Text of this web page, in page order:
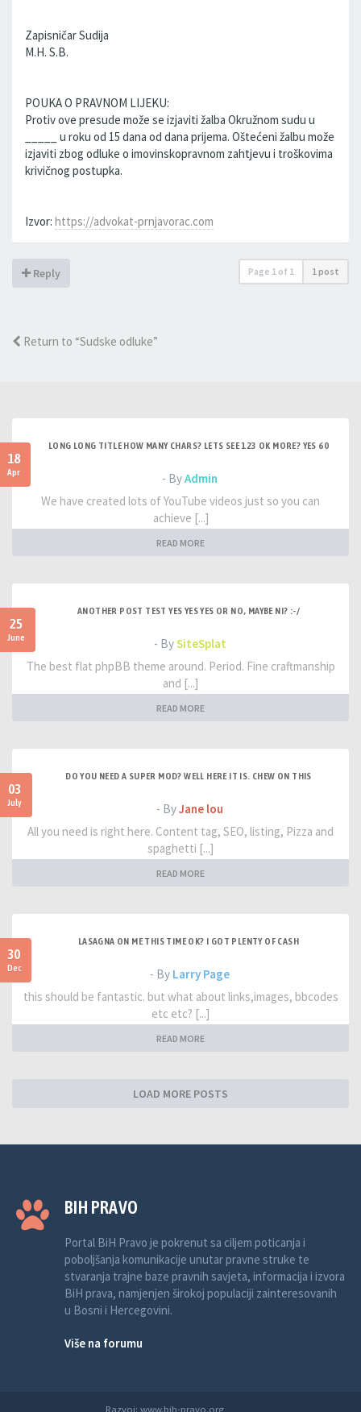
Zapisničar Sudija
M.H. S.B.
POUKA O PRAVNOM LIJEKU:
Protiv ove presude može se izjaviti žalba Okružnom sudu u
_____ u roku od 15 dana od dana prijema. Oštećeni žalbu može
izjaviti zbog odluke o imovinskopravnom zahtjevu i troškovima
krivičnog postupka.
Izvor: https://advokat-prnjavorac.com
Reply Page 1 of 1 1 post
Return to “Sudske odluke”
18
Apr
LONG LONG TITLE HOW MANY CHARS? LETS SEE 123 OK MORE? YES 60
- ByAdmin
We have created lots of YouTube videos just so you can
achieve [...]
READ MORE
25
June
ANOTHER POST TEST YES YES YES OR NO, MAYBE NI? :-/
- BySiteSplat
The best flat phpBB theme around. Period. Fine craftmanship
and [...]
READ MORE
03
July
DO YOU NEED A SUPER MOD? WELL HERE IT IS. CHEW ON THIS
- ByJane lou
All you need is right here. Content tag, SEO, listing, Pizza and
spaghetti [...]
READ MORE
30
Dec
LASAGNA ON ME THIS TIME OK? I GOT PLENTY OF CASH
- By Larry Page
this should be fantastic. but what about links,images, bbcodes
etc etc? [...]
READ MORE
LOAD MORE POSTS
BIH PRAVO
Portal BiH Pravo je pokrenut sa ciljem poticanja i
poboljšanja komunikacije unutar pravne struke te
stvaranja trajne baze pravnih savjeta, informacija i izvora
BiH prava, namjenjen širokoj populaciji zainteresovanih
u Bosni i Hercegovini.
Više na forumu
Razvoj: www.bih-pravo.org